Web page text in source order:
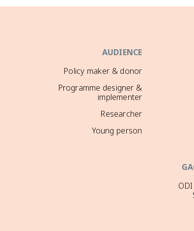
AUDIENCE
Policy maker & donor
Programme designer &
implementer
Researcher
Young person